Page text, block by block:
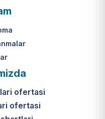
ofertasi
ofertasi